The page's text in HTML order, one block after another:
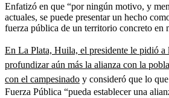
Enfatizó en que “por ningún motivo, y
actuales, se puede presentar un hecho
fuerza pública de un territorio concreto en
En La Plata, Huila, el presidente le pidió a
profundizar aún más la alianza con la
con el campesinado y consideró que lo
Fuerza Pública “pueda establecer una